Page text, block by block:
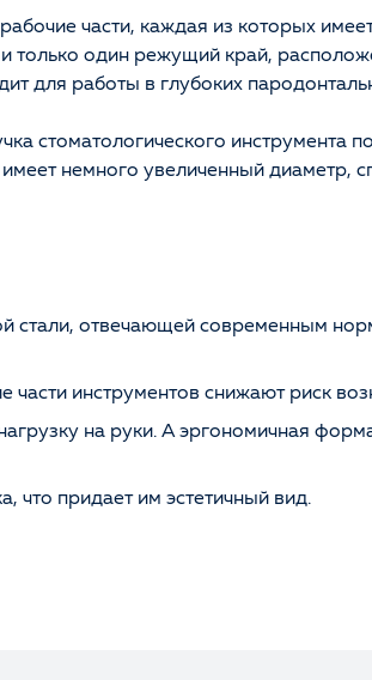
части, каждая из которых
только один режущий край,
для работы в глубоких
стоматологического инструмента
немного увеличенный диаметр,
стали, отвечающей современным
инструментов снижают риск
на руки. А эргономичная
что придает им эстетичный вид.